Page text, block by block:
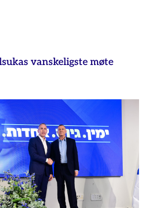
vanskeligste møte